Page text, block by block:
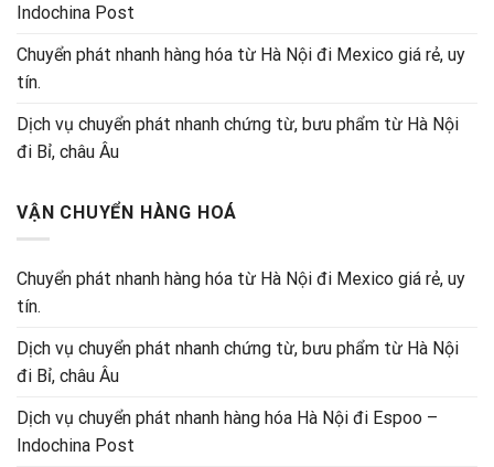
Indochina Post
Chuyển phát nhanh hàng hóa từ Hà Nội đi Mexico giá rẻ, uy
tín.
Dịch vụ chuyển phát nhanh chứng từ, bưu phẩm từ Hà Nội
đi Bỉ, châu Âu
VẬN CHUYỂN HÀNG HOÁ
Chuyển phát nhanh hàng hóa từ Hà Nội đi Mexico giá rẻ, uy
tín.
Dịch vụ chuyển phát nhanh chứng từ, bưu phẩm từ Hà Nội
đi Bỉ, châu Âu
Dịch vụ chuyển phát nhanh hàng hóa Hà Nội đi Espoo –
Indochina Post